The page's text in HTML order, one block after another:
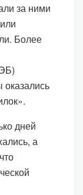
за ними
Более
дней
а